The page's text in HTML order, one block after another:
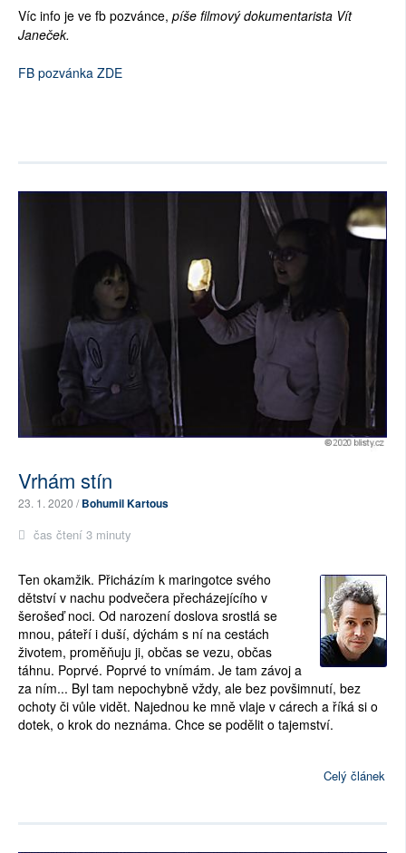
Víc info je ve fb pozvánce, píše filmový dokumentarista Vít
Janeček.
FB pozvánka ZDE
Vrhám stín
23. 1. 2020 /Bohumil Kartous
čas čtení 3 minuty
Ten okamžik. Přicházím k maringotce svého
dětství v nachu podvečera přecházejícího v
šerošeď noci. Od narození doslova srostlá se
mnou, páteří i duší, dýchám s ní na cestách
životem, proměňuju ji, občas se vezu, občas
táhnu. Poprvé. Poprvé to vnímám. Je tam závoj a
za ním... Byl tam nepochybně vždy, ale bez povšimnutí, bez
ochoty či vůle vidět. Najednou ke mně vlaje v cárech a říká si o
dotek, o krok do neznáma. Chce se podělit o tajemství.
Celý článek